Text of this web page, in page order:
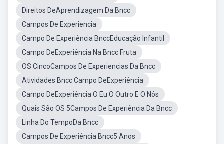
Direitos DeAprendizagem Da Bncc
Campos De Experiencia
Campo De Experiência BnccEducação Infantil
Campo DeExperiência Na Bncc Fruta
OS CincoCampos De Experiencias Da Bncc
Atividades Bncc Campo DeExperiência
Campo DeExperiência O Eu O Outro E O Nós
Quais São OS 5Campos De Experiência Da Bncc
Linha Do TempoDa Bncc
Campos De Experiência Bncc5 Anos